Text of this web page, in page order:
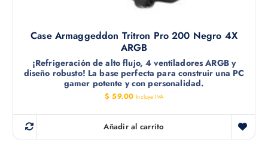
Case Armaggeddon Tritron Pro 200 Negro 4X
ARGB
¡Refrigeración de alto flujo, 4 ventiladores ARGB y
diseño robusto! La base perfecta para construir una PC
gamer potente y con personalidad.
$ 59.00 Incluye IVA
Añadir al carrito